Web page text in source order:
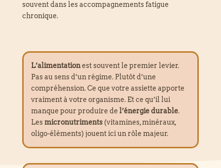
souvent dans les accompagnements fatigue
chronique.
L’alimentationest souvent le premier levier.
Pas au sens d’un régime. Plutôt d’une
compréhension. Ce que votre assiette apporte
vraiment à votre organisme. Et ce qu’il lui
manque pour produire de l’énergie durable.
Lesmicronutriments(vitamines, minéraux,
oligo-éléments) jouent ici un rôle majeur.